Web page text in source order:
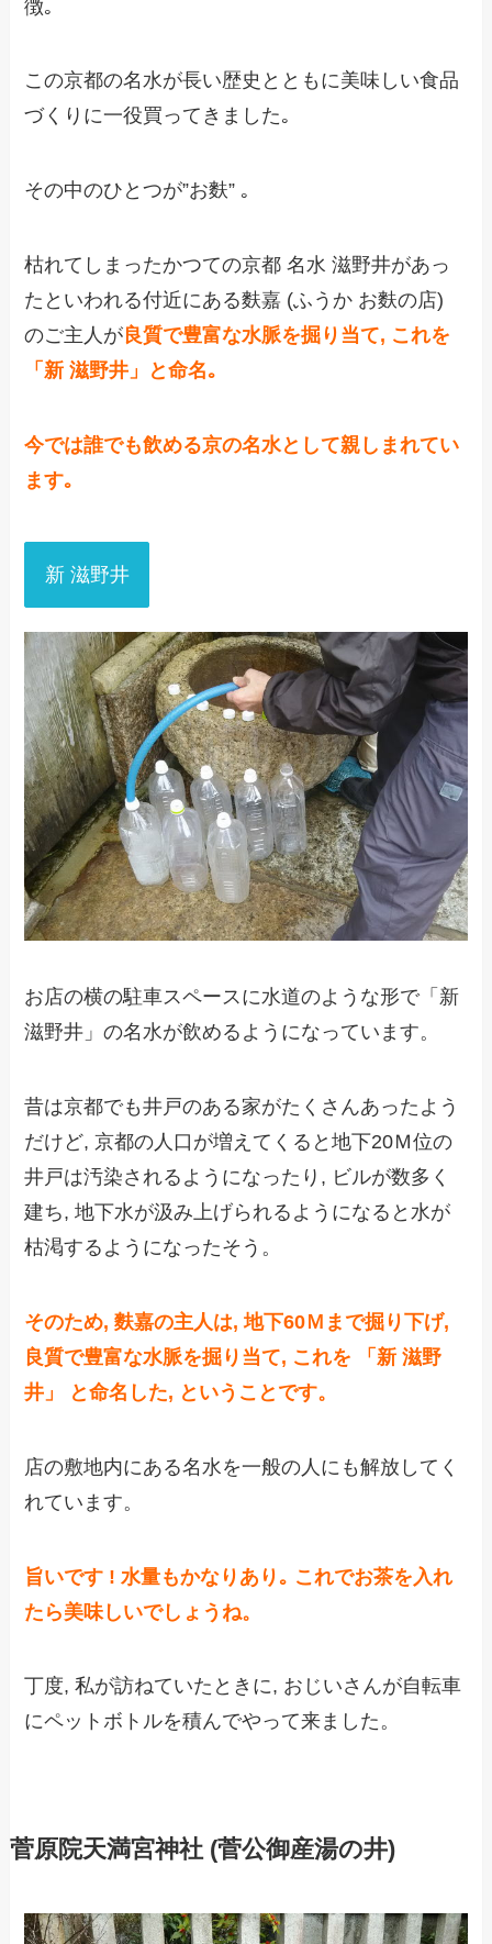
徴｡
この京都の名水が長い歴史とともに美味しい食品
づくりに一役買ってきました｡
その中のひとつが”お麩” ｡
枯れてしまったかつての京都 名水 滋野井があっ
たといわれる付近にある麩嘉 (ふうか お麩の店)
のご主人が 良質で豊富な水脈を掘り当て, これを
「新 滋野井」と命名｡
今では誰でも飲める京の名水として親しまれてい
ます｡
新 滋野井
お店の横の駐車スペースに水道のような形で「新
滋野井」の名水が飲めるようになっています。
昔は京都でも井戸のある家がたくさんあったよう
だけど, 京都の人口が増えてくると地下20Ｍ位の
井戸は汚染されるようになったり, ビルが数多く
建ち, 地下水が汲み上げられるようになると水が
枯渇するようになったそう。
そのため, 麩嘉の主人は, 地下60Ｍまで掘り下げ,
良質で豊富な水脈を掘り当て, これを 「新 滋野
井」 と命名した, ということです。
店の敷地内にある名水を一般の人にも解放してく
れています。
旨いです ! 水量もかなりあり｡ これでお茶を入れ
たら美味しいでしょうね。
丁度, 私が訪ねていたときに, おじいさんが自転車
にペットボトルを積んでやって来ました。
菅原院天満宮神社 (菅公御産湯の井)